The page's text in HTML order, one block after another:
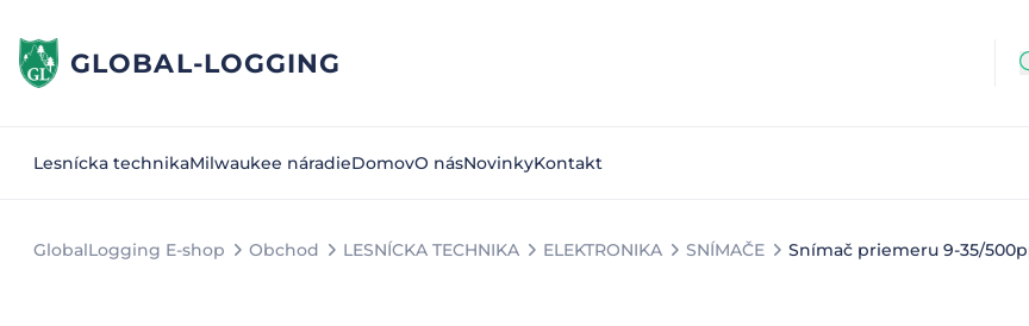
GLOBAL-LOGGING
Lesnícka technikaMilwaukee náradieDomovO násNovinkyKontakt
GlobalLogging E-shop Obchod LESNÍCKA TECHNIKA ELEKTRONIKA SNÍMAČE Snímač priemeru 9-35/